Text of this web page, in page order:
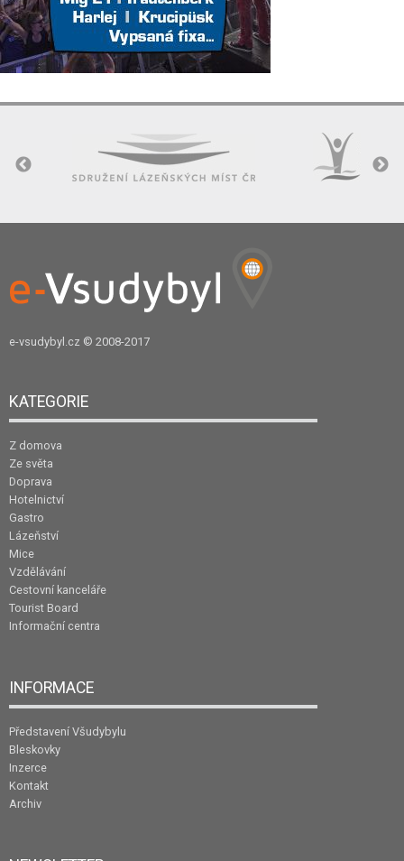
e-vsudybyl.cz © 2008-2017
KATEGORIE
Z domova
Ze světa
Doprava
Hotelnictví
Gastro
Lázeňství
Mice
Vzdělávání
Cestovní kanceláře
Tourist Board
Informační centra
INFORMACE
Představení Všudybylu
Bleskovky
Inzerce
Kontakt
Archiv